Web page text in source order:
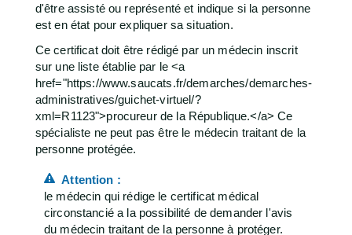
d'être assisté ou représenté et indique si la personne
est en état pour expliquer sa situation.
Ce certificat doit être rédigé par un médecin inscrit
sur une liste établie par le <a
href="https://www.saucats.fr/demarches/demarches-
administratives/guichet-virtuel/?
xml=R1123">procureur de la République.</a> Ce
spécialiste ne peut pas être le médecin traitant de la
personne protégée.
Attention :
le médecin qui rédige le certificat médical
circonstancié a la possibilité de demander l'avis
du médecin traitant de la personne à protéger.